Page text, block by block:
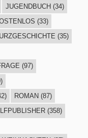
JUGENDBUCH(34)
(33)
(35)
(97)
ROMAN (87)
(358)